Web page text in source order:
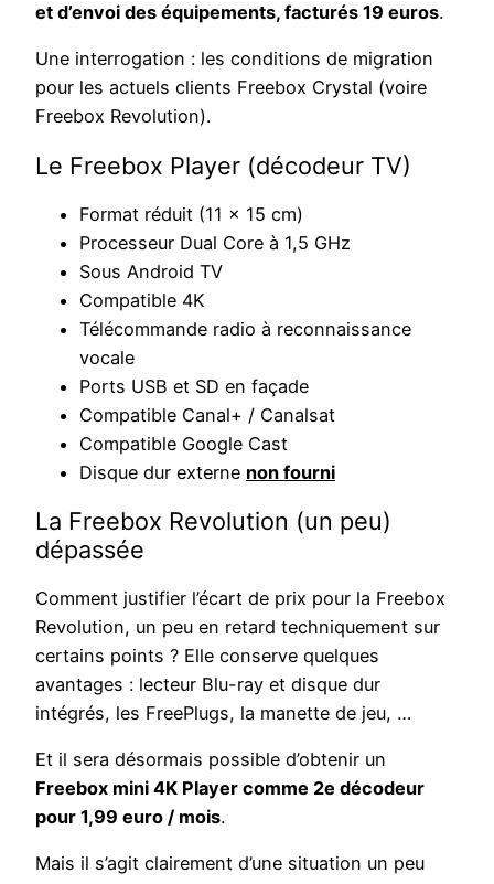
et d’envoi des équipements, facturés 19 euros.
Une interrogation : les conditions de migration
pour les actuels clients Freebox Crystal (voire
Freebox Revolution).
Le Freebox Player (décodeur TV)
Format réduit (11 x 15 cm)
Processeur Dual Core à 1,5 GHz
Sous Android TV
Compatible 4K
Télécommande radio à reconnaissance
vocale
Ports USB et SD en façade
Compatible Canal+ / Canalsat
Compatible Google Cast
Disque dur externe non fourni
La Freebox Revolution (un peu)
dépassée
Comment justifier l’écart de prix pour la Freebox
Revolution, un peu en retard techniquement sur
certains points ? Elle conserve quelques
avantages : lecteur Blu-ray et disque dur
intégrés, les FreePlugs, la manette de jeu, …
Et il sera désormais possible d’obtenir un
Freebox mini 4K Player comme 2e décodeur
pour 1,99 euro / mois.
Mais il s’agit clairement d’une situation un peu